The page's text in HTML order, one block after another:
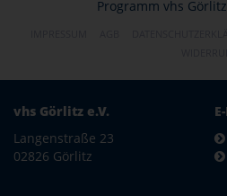
Programm vhs Görlitz
vhs Görlitz e.V.
Langenstraße 23
02826 Görlitz